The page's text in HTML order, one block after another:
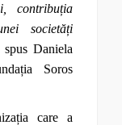
contribuția
societăți
spus Daniela
Soros
care a